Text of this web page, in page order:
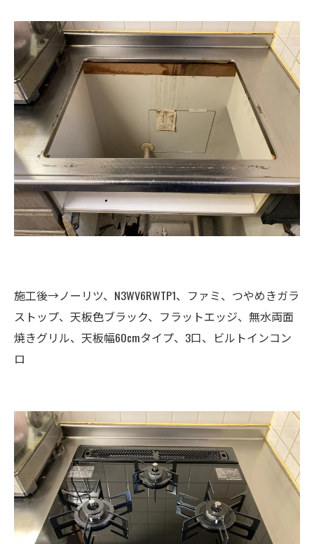
施工後→ノーリツ、N3WV6RWTP1、ファミ、つやめきガラ
ストップ、天板色ブラック、フラットエッジ、無水両面
焼きグリル、天板幅60cmタイプ、3口、ビルトインコン
ロ